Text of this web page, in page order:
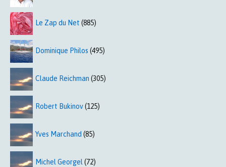
Le Zap du Net (885)
Dominique Philos (495)
Claude Reichman (305)
Robert Bukinov(125)
Yves Marchand (85)
Michel Georgel (72)